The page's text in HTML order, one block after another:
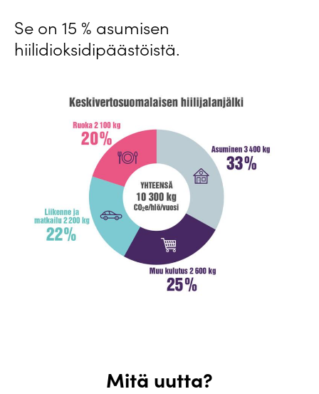
Se on 15 % asumisen
hiilidioksidipäästöistä.
Mitä uutta?